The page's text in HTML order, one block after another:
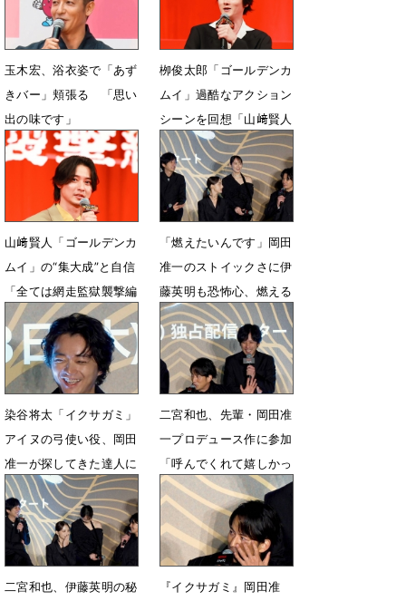
玉木宏、浴衣姿で「あず
きバー」頬張る 「思い
出の味です」
6月28日 07時50分
栁俊太郎「ゴールデンカ
ムイ」過酷なアクション
シーンを回想「山﨑賢人
でありがたかった」
2月25日 21時26分
山﨑賢人「ゴールデンカ
ムイ」の“集大成”と自信
「全ては網走監獄襲撃編
のためにあった」
2月25日 20時15分
「燃えたいんです」岡田
准一のストイックさに伊
藤英明も恐怖心、燃える
斬り合いの舞台裏
11月19日 09時26分
染谷将太「イクサガミ」
アイヌの弓使い役、岡田
准一が探してきた達人に
教わる
11月19日 08時54分
二宮和也、先輩・岡田准
一プロデュース作に参加
「呼んでくれて嬉しかっ
た」
11月18日 10時21分
二宮和也、伊藤英明の秘
『イクサガミ』岡田准